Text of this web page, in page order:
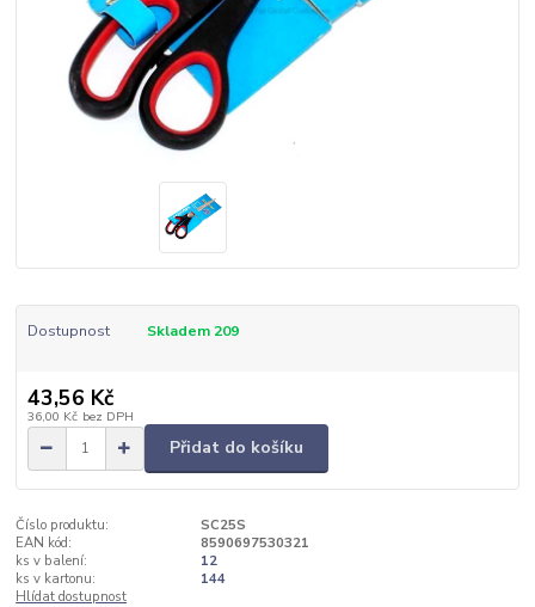
Dostupnost Skladem 209
43,56 Kč
36,00 Kč bez DPH
Přidat do košíku
Číslo produktu:
SC25S
EAN kód:
8590697530321
ks v balení:
12
ks v kartonu:
144
Hlídat dostupnost